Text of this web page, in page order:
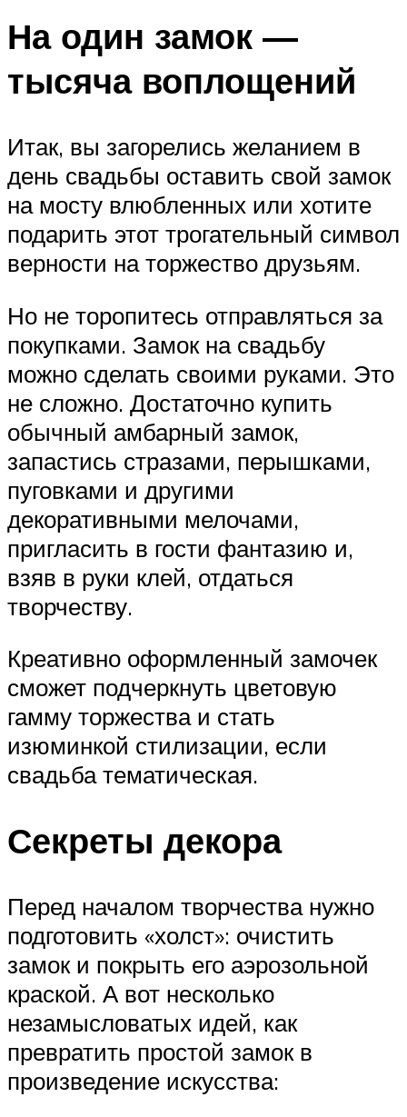
На один замок —
тысяча воплощений
Итак, вы загорелись желанием в
день свадьбы оставить свой замок
на мосту влюбленных или хотите
подарить этот трогательный символ
верности на торжество друзьям.
Но не торопитесь отправляться за
покупками. Замок на свадьбу
можно сделать своими руками. Это
не сложно. Достаточно купить
обычный амбарный замок,
запастись стразами, перышками,
пуговками и другими
декоративными мелочами,
пригласить в гости фантазию и,
взяв в руки клей, отдаться
творчеству.
Креативно оформленный замочек
сможет подчеркнуть цветовую
гамму торжества и стать
изюминкой стилизации, если
свадьба тематическая.
Секреты декора
Перед началом творчества нужно
подготовить «холст»: очистить
замок и покрыть его аэрозольной
краской. А вот несколько
незамысловатых идей, как
превратить простой замок в
произведение искусства: